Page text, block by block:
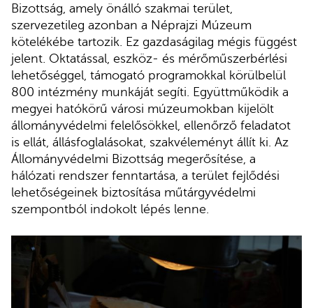
Bizottság, amely önálló szakmai terület,
szervezetileg azonban a Néprajzi Múzeum
kötelékébe tartozik. Ez gazdaságilag mégis függést
jelent. Oktatással, eszköz- és mérőműszerbérlési
lehetőséggel, támogató programokkal körülbelül
800 intézmény munkáját segíti. Együttműködik a
megyei hatókörű városi múzeumokban kijelölt
állományvédelmi felelősökkel, ellenőrző feladatot
is ellát, állásfoglalásokat, szakvéleményt állít ki. Az
Állományvédelmi Bizottság megerősítése, a
hálózati rendszer fenntartása, a terület fejlődési
lehetőségeinek biztosítása műtárgyvédelmi
szempontból indokolt lépés lenne.